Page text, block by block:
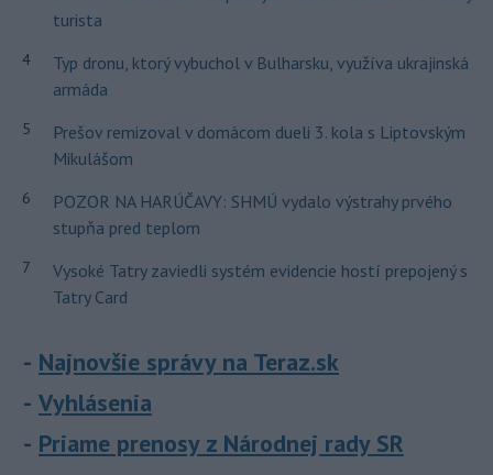
turista
4
Typ dronu, ktorý vybuchol v Bulharsku, využíva ukrajinská
armáda
5
Prešov remizoval v domácom dueli 3. kola s Liptovským
Mikulášom
6
POZOR NA HARÚČAVY: SHMÚ vydalo výstrahy prvého
stupňa pred teplom
7
Vysoké Tatry zaviedli systém evidencie hostí prepojený s
Tatry Card
Najnovšie správy na Teraz.sk
Vyhlásenia
Priame prenosy z Národnej rady SR